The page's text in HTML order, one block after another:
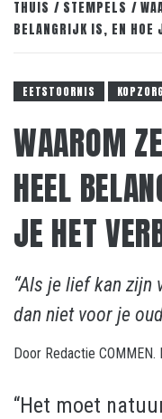
THUIS STEMPELS
BELANGRIJK IS, EN HOE
EETSTOORNIS
WAAROM
HEEL
JE HET
“Als je lief kan zijn
dan niet voor je
Door Redactie COMMEN.
“Het moet